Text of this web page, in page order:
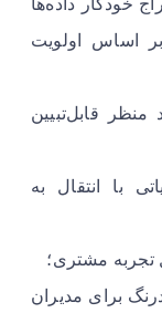
اساس اولویت
قابل‌تبیین
با انتقال به
تجربه مشتری؛
برای مدیران